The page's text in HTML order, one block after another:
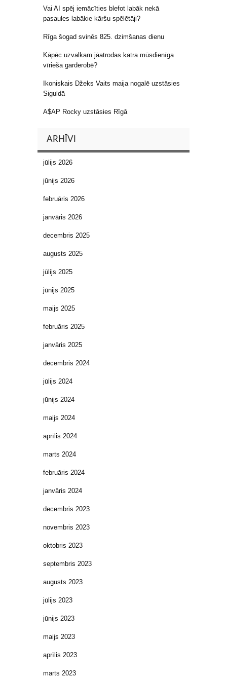
Vai AI spēj iemācīties blefot labāk nekā
pasaules labākie kāršu spēlētāji?
Rīga šogad svinēs 825. dzimšanas dienu
Kāpēc uzvalkam jāatrodas katra mūsdienīga
vīrieša garderobē?
Ikoniskais Džeks Vaits maija nogalē uzstāsies
Siguldā
A$AP Rocky uzstāsies Rīgā
ARHĪVI
jūlijs 2026
jūnijs 2026
februāris 2026
janvāris 2026
decembris 2025
augusts 2025
jūlijs 2025
jūnijs 2025
maijs 2025
februāris 2025
janvāris 2025
decembris 2024
jūlijs 2024
jūnijs 2024
maijs 2024
aprīlis 2024
marts 2024
februāris 2024
janvāris 2024
decembris 2023
novembris 2023
oktobris 2023
septembris 2023
augusts 2023
jūlijs 2023
jūnijs 2023
maijs 2023
aprīlis 2023
marts 2023